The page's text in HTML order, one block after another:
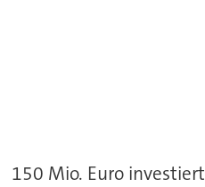
150 Mio. Euro investiert